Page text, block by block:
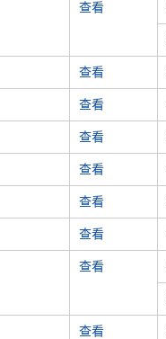
查看
查看
查看
查看
查看
查看
查看
查看
查看